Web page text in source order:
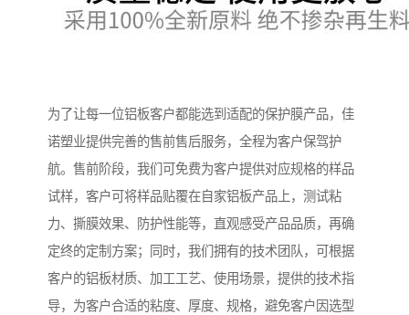
为了让每一位铝板客户都能选到适配的保护膜产品，佳
诺塑业提供完善的售前售后服务，全程为客户保驾护
航。售前阶段，我们可免费为客户提供对应规格的样品
试样，客户可将样品贴覆在自家铝板产品上，测试粘
力、撕膜效果、防护性能等，直观感受产品品质，再确
定终的定制方案；同时，我们拥有的技术团队，可根据
客户的铝板材质、加工工艺、使用场景，提供的技术指
导，为客户合适的粘度、厚度、规格，避免客户因选型